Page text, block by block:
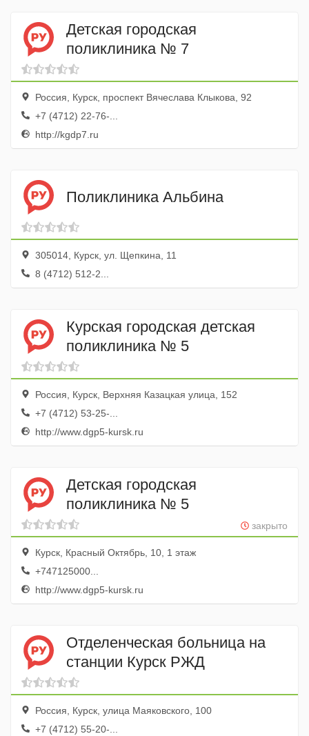
Детская городская
поликлиника № 7
Россия, Курск, проспект Вячеслава Клыкова, 92
+7 (4712) 22-76-...
http://kgdp7.ru
Поликлиника Альбина
305014, Курск, ул. Щепкина, 11
8 (4712) 512-2...
Курская городская детская
поликлиника № 5
Россия, Курск, Верхняя Казацкая улица, 152
+7 (4712) 53-25-...
http://www.dgp5-kursk.ru
Детская городская
поликлиника № 5
закрыто
Курск, Красный Октябрь, 10, 1 этаж
+747125000...
http://www.dgp5-kursk.ru
Отделенческая больница на
станции Курск РЖД
Россия, Курск, улица Маяковского, 100
+7 (4712) 55-20-...